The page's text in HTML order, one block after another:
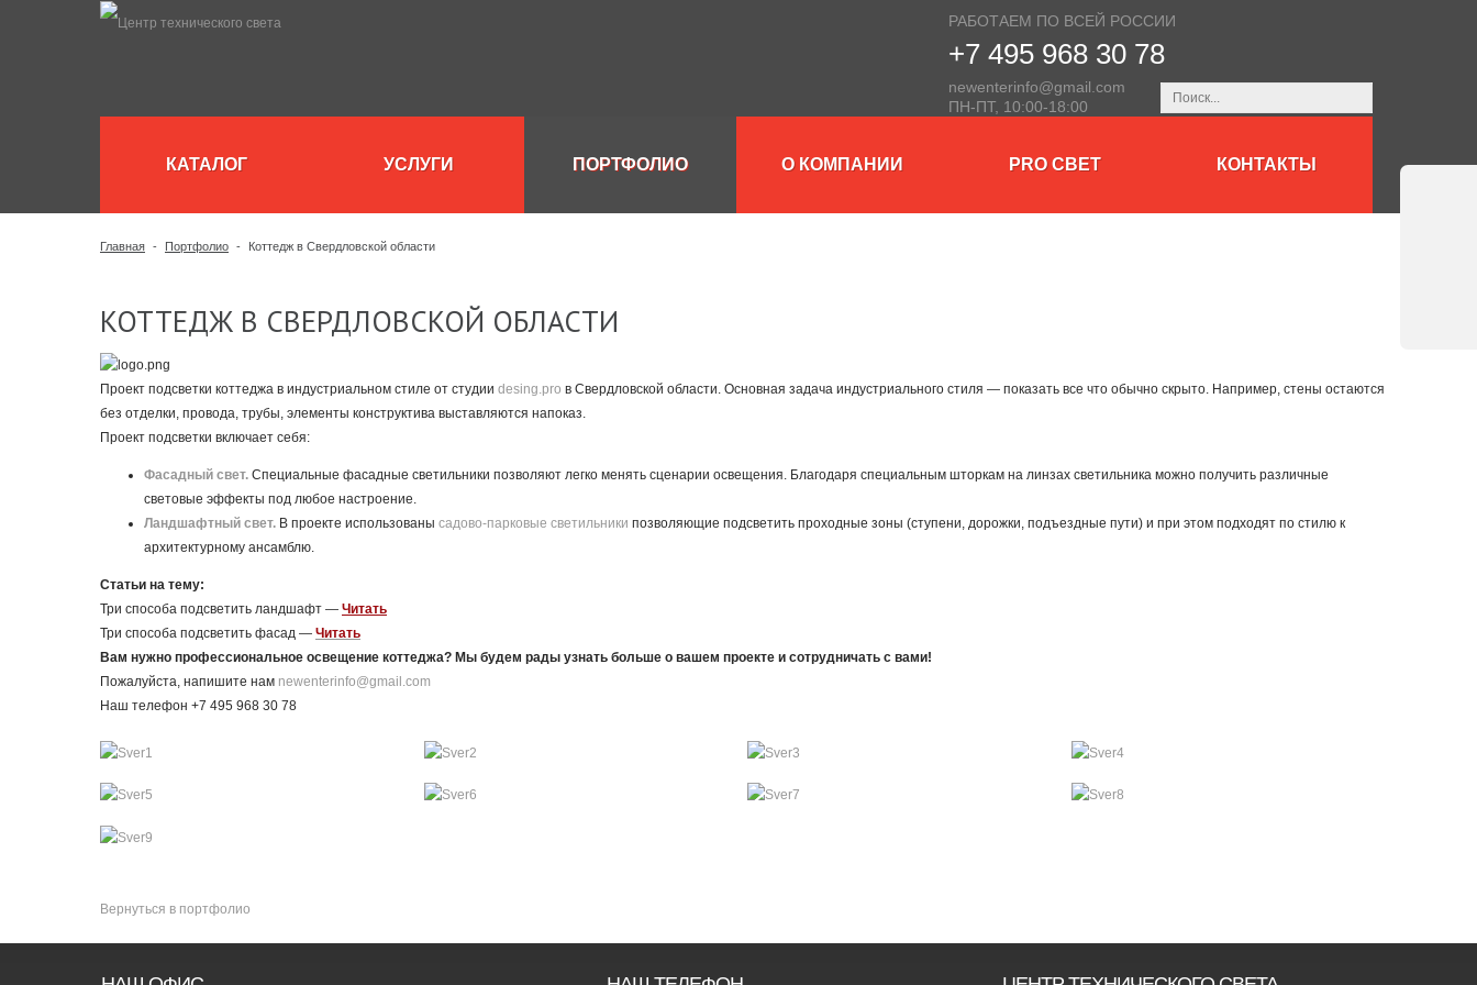
РАБОТАЕМ ПО ВСЕЙ РОССИИ
+7 495 968 30 78
newenterinfo@gmail.com
ПН-ПТ, 10:00-18:00
КАТАЛОГ УСЛУГИ ПОРТФОЛИО О КОМПАНИИ PRO СВЕТ КОНТАКТЫ
Главная - Портфолио - Коттедж в Свердловской области
КОТТЕДЖ В СВЕРДЛОВСКОЙ ОБЛАСТИ
Проект подсветки коттеджа в индустриальном стиле от студии desing.pro в Свердловской области. Основная задача индустриального стиля — показать все что обычно скрыто. Например, стены остаются
без отделки, провода, трубы, элементы конструктива выставляются напоказ.
Проект подсветки включает себя:
Фасадный свет. Специальные фасадные светильники позволяют легко менять сценарии освещения. Благодаря специальным шторкам на линзах светильника можно получить различные
световые эффекты под любое настроение.
Ландшафтный свет. В проекте использованы садово-парковые светильники позволяющие подсветить проходные зоны (ступени, дорожки, подъездные пути) и при этом подходят по стилю к
архитектурному ансамблю.
Статьи на тему:
Три способа подсветить ландшафт — Читать
Три способа подсветить фасад — Читать
Вам нужно профессиональное освещение коттеджа? Мы будем рады узнать больше о вашем проекте и сотрудничать с вами!
Пожалуйста, напишите нам newenterinfo@gmail.com
Наш телефон +7 495 968 30 78
Вернуться в портфолио